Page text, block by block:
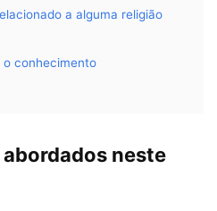
a alguma religião
o conhecimento
neste